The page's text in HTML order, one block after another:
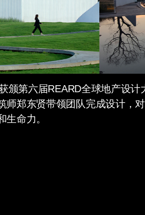
颁第六届REARD全球地产设
师郑东贤带领团队完成设计，
命力。